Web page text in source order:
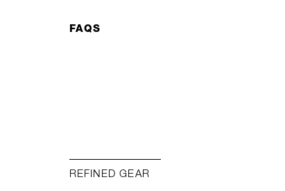
FAQS
REFINED GEAR